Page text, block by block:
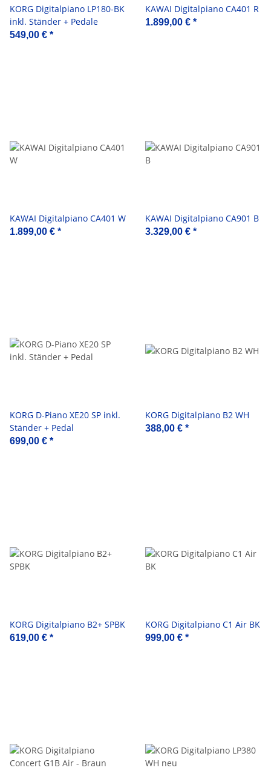
KORG Digitalpiano LP180-BK
inkl. Ständer + Pedale
549,00 € *
KAWAI Digitalpiano CA401 R
1.899,00 € *
KAWAI Digitalpiano CA401 W
1.899,00 € *
KAWAI Digitalpiano CA901 B
3.329,00 € *
KORG D-Piano XE20 SP inkl.
Ständer + Pedal
699,00 € *
KORG Digitalpiano B2 WH
388,00 € *
KORG Digitalpiano B2+ SPBK
619,00 € *
KORG Digitalpiano C1 Air BK
999,00 € *